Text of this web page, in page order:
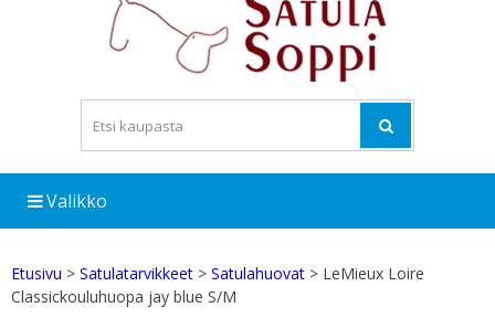
Valikko
Etusivu > Satulatarvikkeet > Satulahuovat > LeMieux Loire
Classickouluhuopa jay blue S/M